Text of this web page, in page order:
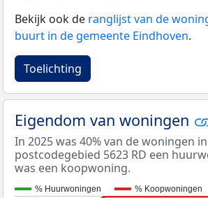
Bekijk ook de ranglijst van de
buurt in de gemeente Eindhoven.
Toelichting
Eigendom van woningen
In 2025 was 40% van de woningen
postcodegebied 5623 RD een
was een koopwoning.
% Huurwoningen % Koopwoningen